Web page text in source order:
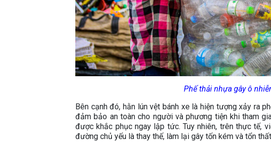
Phế thải nhựa gây ô
Bên cạnh đó, hằn lún vệt bánh xe là hiện tượng xảy ra
đảm bảo an toàn cho người và phương tiện khi tham
được khắc phục ngay lập tức. Tuy nhiên, trên thực tế,
đường chủ yếu là thay thế, làm lại gây tốn kém và tổn